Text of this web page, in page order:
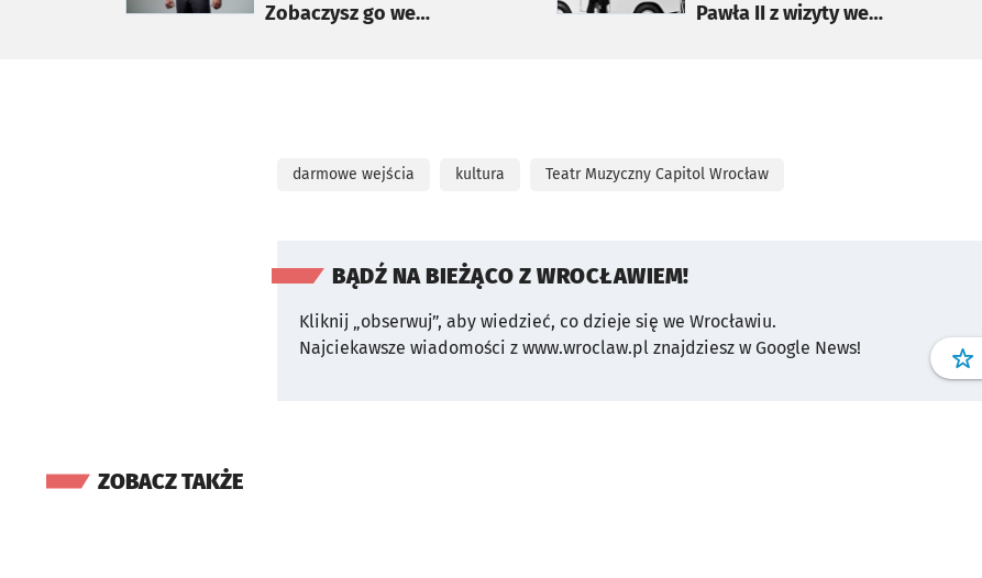
Zobaczysz go we
Pawła II z wizyty we
darmowe wejścia kultura Teatr Muzyczny Capitol Wrocław
BĄDŹ NA BIEŻĄCO Z WROCŁAWIEM!
Kliknij „obserwuj”, aby wiedzieć, co dzieje się we Wrocławiu.
Najciekawsze wiadomości z www.wroclaw.pl znajdziesz w Google News!
ZOBACZ TAKŻE